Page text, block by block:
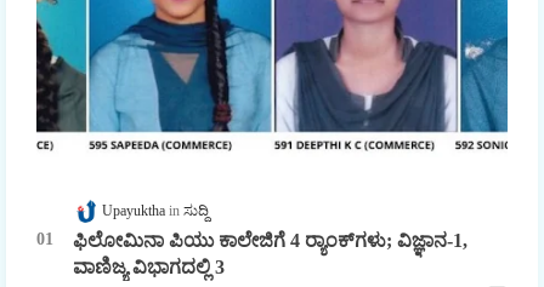
Upayuktha ಸುದ್ದಿ
ಫಿಲೋಮಿನಾ ಪಿಯು ಕಾಲೇಜಿಗೆ 4 ರ್‍ಯಾಂಕ್‌ಗಳು; ವಿಜ್ಞಾನ-1,
ವಾಣಿಜ್ಯ ವಿಭಾಗದಲ್ಲಿ 3